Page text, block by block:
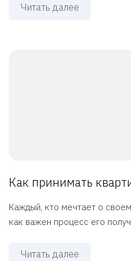
Читать далее
Как принимать
Каждый, кто мечтает о
как важен процесс его
Читать далее